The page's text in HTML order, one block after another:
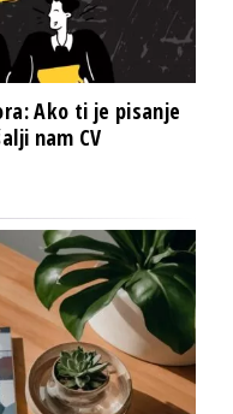
Ako ti je pisanje
nam CV